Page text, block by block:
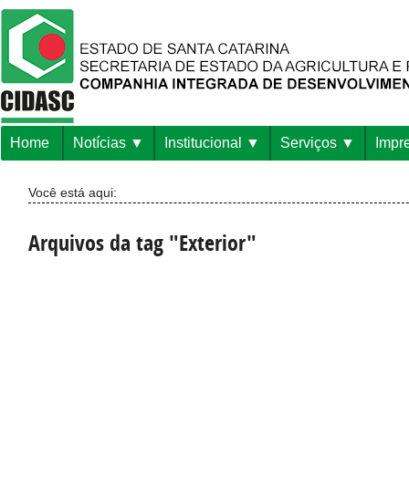
Home Notícias Institucional Serviços
Você está aqui:
Arquivos da tag "Exterior"